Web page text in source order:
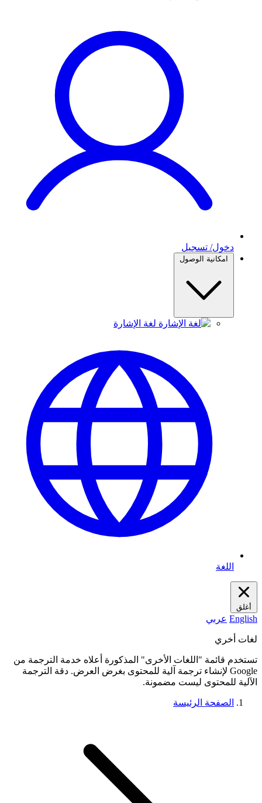
دخول/ تسجيل
امكانية الوصول
لغة الإشارة
اللغة
أغلق
English عربي
لغات أخري
تستخدم قائمة "اللغات الأخرى" المذكورة أعلاه خدمة الترجمة من
Google لإنشاء ترجمة آلية للمحتوى بغرض العرض. دقة الترجمة
الآلية للمحتوى ليست مضمونة.
الصفحة الرئيسة